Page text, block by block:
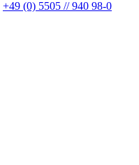
+49 (0) 5505 // 940 98-0